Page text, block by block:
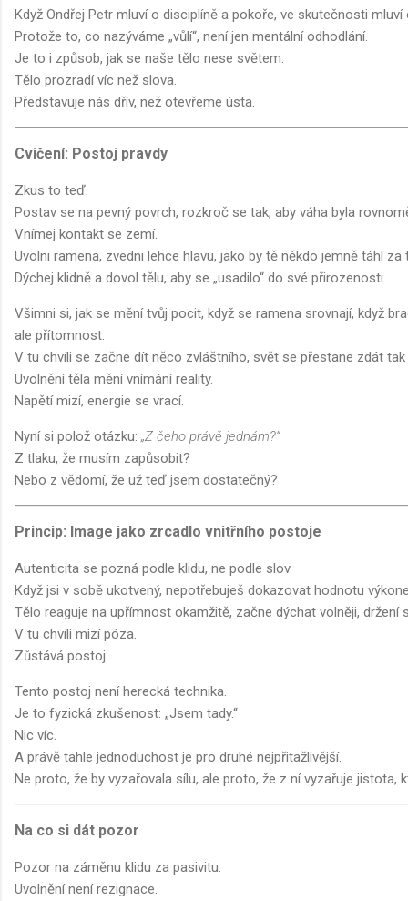
Když Ondřej Petr mluví o disciplíně a pokoře, ve skutečnosti
Protože to, co nazýváme „vůlí“, není jen mentální odhodlání.
Je to i způsob, jak se naše tělo nese světem.
Tělo prozradí víc než slova.
Představuje nás dřív, než otevřeme ústa.
Cvičení: Postoj pravdy
Zkus to teď.
Postav se na pevný povrch, rozkroč se tak, aby váha byla
Vnímej kontakt se zemí.
Uvolni ramena, zvedni lehce hlavu, jako by tě někdo jemně táhl za
Dýchej klidně a dovol tělu, aby se „usadilo“ do své přirozenosti.
Všimni si, jak se mění tvůj pocit, když se ramena srovnají, když
ale přítomnost.
V tu chvíli se začne dít něco zvláštního, svět se přestane zdát tak
Uvolnění těla mění vnímání reality.
Napětí mizí, energie se vrací.
Nyní si polož otázku: „Z čeho právě jednám?“
Z tlaku, že musím zapůsobit?
Nebo z vědomí, že už teď jsem dostatečný?
Princip: Image jako zrcadlo vnitřního postoje
Autenticita se pozná podle klidu, ne podle slov.
Když jsi v sobě ukotvený, nepotřebuješ dokazovat hodnotu
Tělo reaguje na upřímnost okamžitě, začne dýchat volněji,
V tu chvíli mizí póza.
Zůstává postoj.
Tento postoj není herecká technika.
Je to fyzická zkušenost: „Jsem tady.“
Nic víc.
A právě tahle jednoduchost je pro druhé nejpřitažlivější.
Ne proto, že by vyzařovala sílu, ale proto, že z ní vyzařuje jistota,
Na co si dát pozor
Pozor na záměnu klidu za pasivitu.
Uvolnění není rezignace.